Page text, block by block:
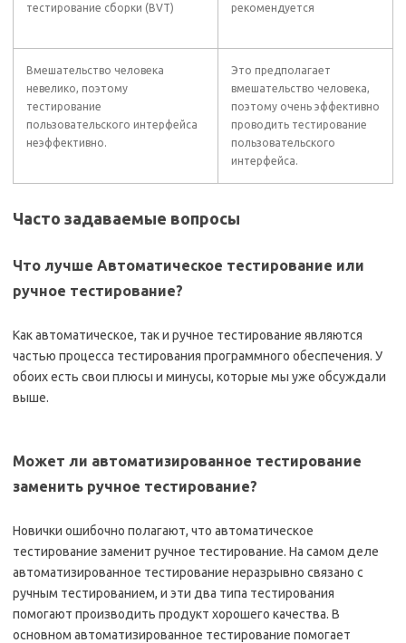
тестирование сборки (BVT)
рекомендуется
Вмешательство человека
невелико, поэтому
тестирование
пользовательского интерфейса
неэффективно.
Это предполагает
вмешательство человека,
поэтому очень эффективно
проводить тестирование
пользовательского
интерфейса.
Часто задаваемые вопросы
Что лучше Автоматическое тестирование или
ручное тестирование?
Как автоматическое, так и ручное тестирование являются
частью процесса тестирования программного обеспечения. У
обоих есть свои плюсы и минусы, которые мы уже обсуждали
выше.
Может ли автоматизированное тестирование
заменить ручное тестирование?
Новички ошибочно полагают, что автоматическое
тестирование заменит ручное тестирование. На самом деле
автоматизированное тестирование неразрывно связано с
ручным тестированием, и эти два типа тестирования
помогают производить продукт хорошего качества. В
основном автоматизированное тестирование помогает